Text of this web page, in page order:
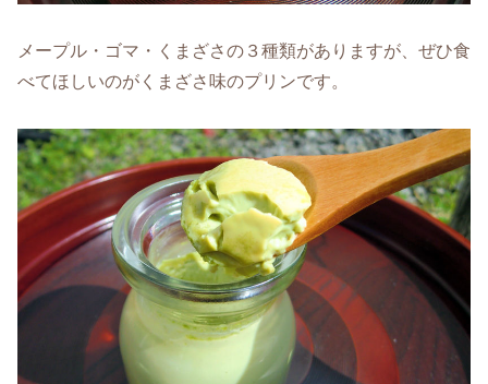
メープル・ゴマ・くまざさの３種類がありますが、ぜひ食
べてほしいのがくまざさ味のプリンです。